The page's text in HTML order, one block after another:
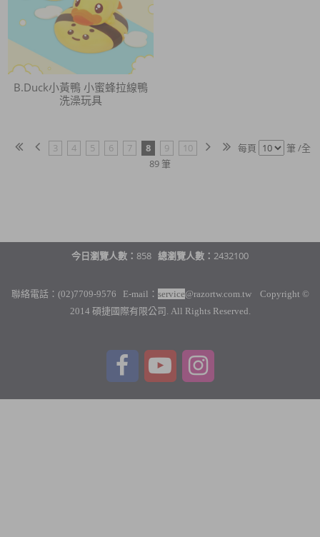
B.Duck小黃鴨 小蜜蜂拉線鴨
洗澡玩具
3 4 5 6 7 8 9 10 每頁
筆 /全
89 筆
今日瀏覽人數： 858 總瀏覽人數： 2432100
聯絡電話：(02)7709-9576 E-mail： service@razortw.com.tw Copyright ©
2014 碩捷國際有限公司. All Rights Reserved.